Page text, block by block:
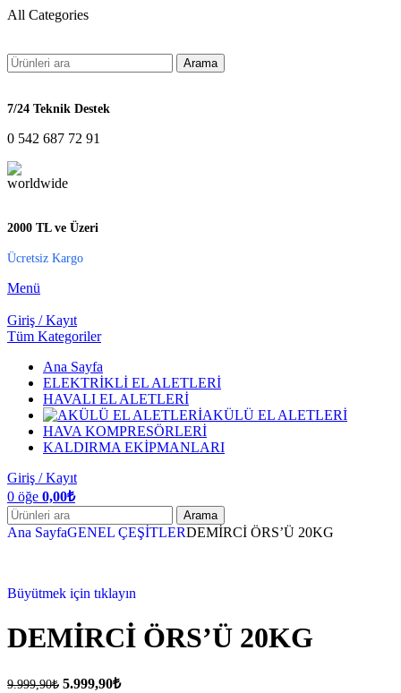
All Categories
Arama
7/24 Teknik Destek
0 542 687 72 91
2000 TL ve Üzeri
Ücretsiz Kargo
Menü
Giriş / Kayıt
Tüm Kategoriler
Ana Sayfa
ELEKTRİKLİ EL ALETLERİ
HAVALI EL ALETLERİ
AKÜLÜ EL ALETLERİ
HAVA KOMPRESÖRLERİ
KALDIRMA EKİPMANLARI
Giriş / Kayıt
0 öğe 0,00₺
Arama
Ana SayfaGENEL ÇEŞİTLERDEMİRCİ ÖRS’Ü 20KG
Büyütmek için tıklayın
DEMİRCİ ÖRS’Ü 20KG
9.999,90₺ 5.999,90₺